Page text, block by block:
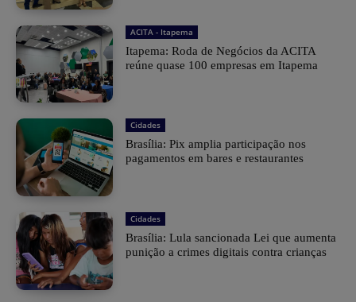
ACITA - Itapema
Itapema: Roda de Negócios da ACITA
reúne quase 100 empresas em Itapema
Cidades
Brasília: Pix amplia participação nos
pagamentos em bares e restaurantes
Cidades
Brasília: Lula sancionada Lei que aumenta
punição a crimes digitais contra crianças